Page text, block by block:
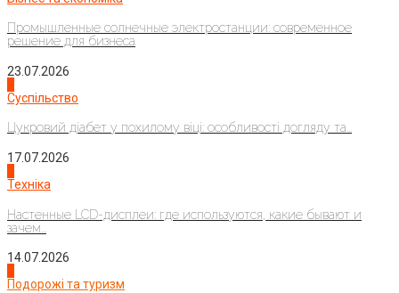
Промышленные солнечные электростанции: современное
решение для бизнеса
23.07.2026
Суспільство
Цукровий діабет у похилому віці: особливості догляду та...
17.07.2026
Техніка
Настенные LCD-дисплеи: где используются, какие бывают и
зачем...
14.07.2026
Подорожі та туризм